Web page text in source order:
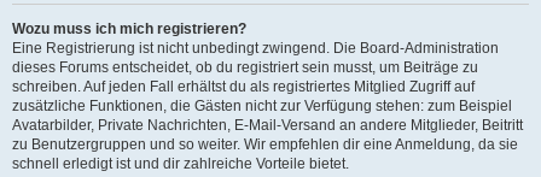
Wozu muss ich mich registrieren?
Eine Registrierung ist nicht unbedingt zwingend. Die Board-Administration
dieses Forums entscheidet, ob du registriert sein musst, um Beiträge zu
schreiben. Auf jeden Fall erhältst du als registriertes Mitglied Zugriff auf
zusätzliche Funktionen, die Gästen nicht zur Verfügung stehen: zum Beispiel
Avatarbilder, Private Nachrichten, E-Mail-Versand an andere Mitglieder, Beitritt
zu Benutzergruppen und so weiter. Wir empfehlen dir eine Anmeldung, da sie
schnell erledigt ist und dir zahlreiche Vorteile bietet.